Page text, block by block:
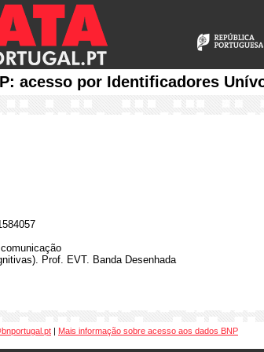
acesso por Identificadores
Prof. EVT. Banda Desenhada
| Mais informação sobre acesso aos dados BNP